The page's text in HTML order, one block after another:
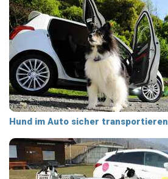
Hund im Auto sicher transportieren